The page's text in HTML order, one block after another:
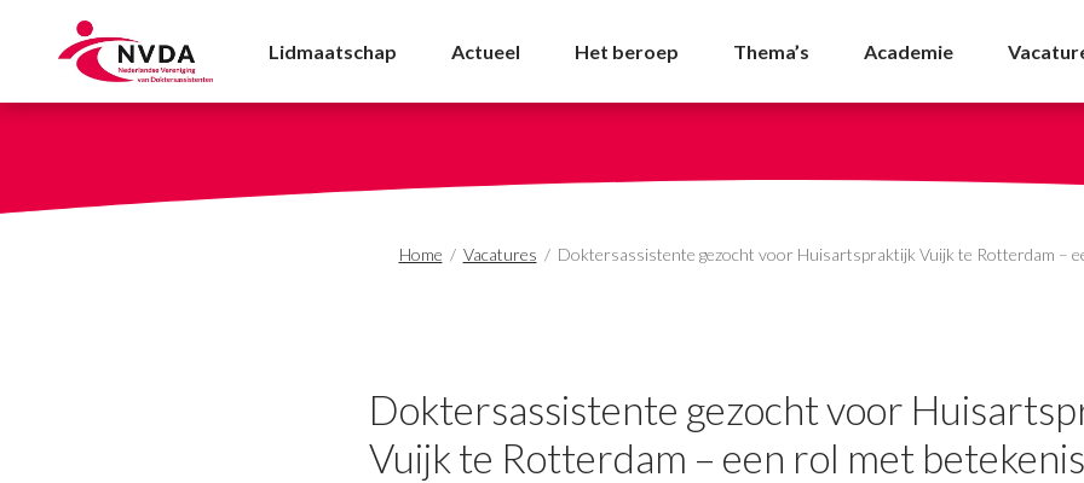
Doktersassistente gezocht voor
Lidmaatschap Actueel Het beroep Thema’s Academie
Home / Vacatures / Doktersassistente gezocht voor Huisartspraktijk Vuijk te Rotterdam –
Doktersassistente gezocht voor
Vuijk te Rotterdam – een rol met betekenis